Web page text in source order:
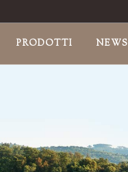
PRODOTTI NEWS